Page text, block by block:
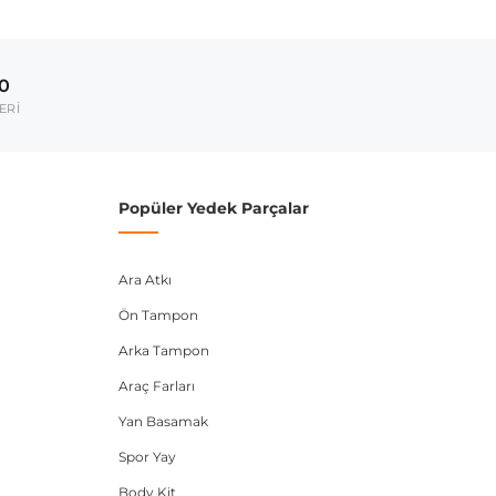
veya şasi numarası ile uyumluluğu kontrol
Popüler Yedek Parçalar
Ara Atkı
Ön Tampon
Arka Tampon
Araç Farları
Yan Basamak
Spor Yay
Body Kit